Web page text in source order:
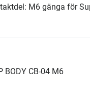
M6 gänga för
BODY CB-04 M6